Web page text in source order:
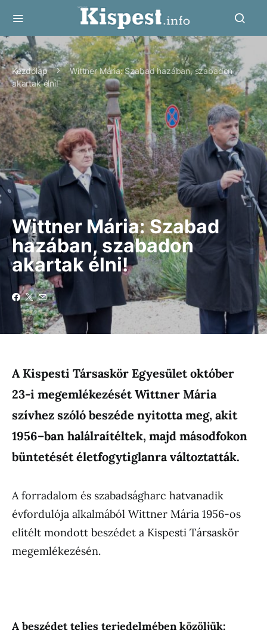
Kezdőlap
Wittner Mária: Szabad hazában, szabadon
akartak élni!
Wittner Mária: Szabad
hazában, szabadon
akartak élni!
A Kispesti Társaskör Egyesület október
23-i megemlékezését Wittner Mária
szívhez szóló beszéde nyitotta meg, akit
1956–ban halálraítéltek, majd másodfokon
büntetését életfogytiglanra változtatták.
A forradalom és szabadságharc hatvanadik
évfordulója alkalmából Wittner Mária 1956-os
elítélt mondott beszédet a Kispesti Társaskör
megemlékezésén.
A beszédet teljes terjedelmében közöljük: